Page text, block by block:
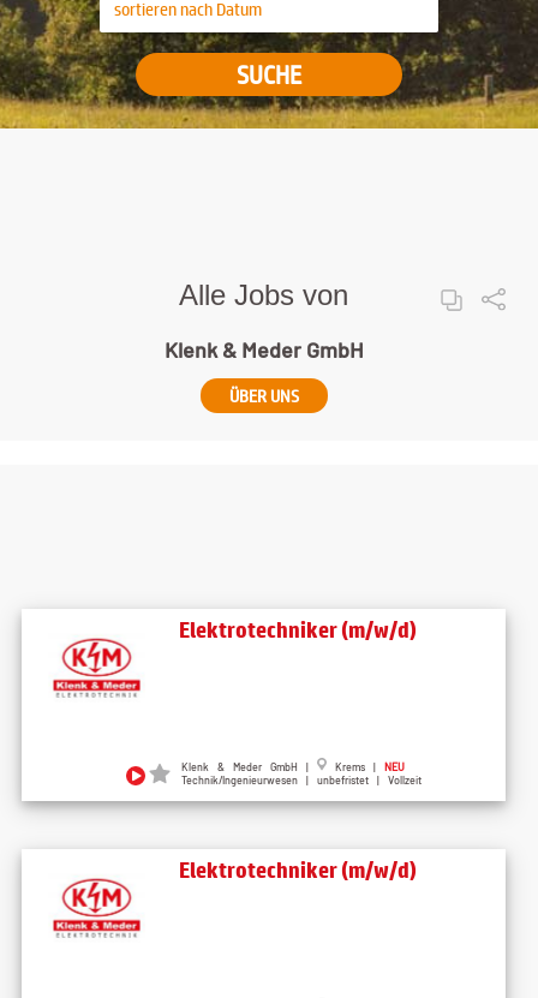
SUCHE
Alle Jobs von
Klenk & Meder GmbH
ÜBER UNS
Elektrotechniker (m/w/d)
Klenk & Meder GmbH | Krems | NEU
Technik/Ingenieurwesen | unbefristet | Vollzeit
Elektrotechniker (m/w/d)